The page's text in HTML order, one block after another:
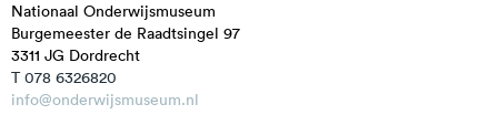
Nationaal Onderwijsmuseum
Burgemeester de Raadtsingel 97
3311 JG Dordrecht
T 078 6326820
info@onderwijsmuseum.nl